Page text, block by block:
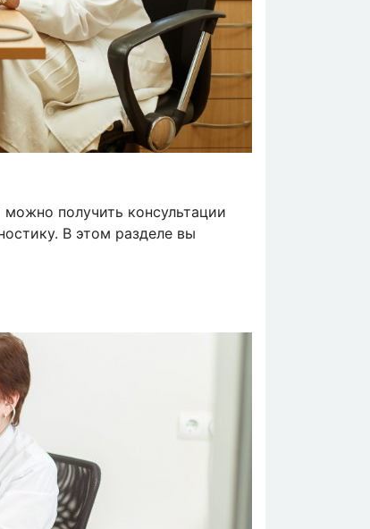
получить консультации
В этом разделе вы